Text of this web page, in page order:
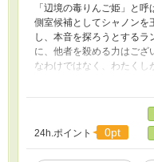
「辺境の毒りんご姫」と
側室候補としてシャノンを
し、本音を探ろうとする
に、他者を殺める力はござ
なわけではなく、わたくし
です」 ランベルトの予想
24h.ポイント 0pt